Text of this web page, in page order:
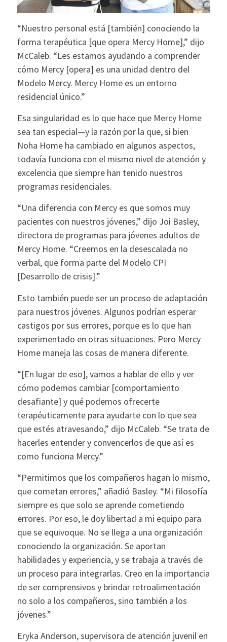
“Nuestro personal está [también] conociendo la
forma terapéutica [que opera Mercy Home],” dijo
McCaleb. “Les estamos ayudando a comprender
cómo Mercy [opera] es una unidad dentro del
Modelo Mercy. Mercy Home es un entorno
residencial único.”
Esa singularidad es lo que hace que Mercy Home
sea tan especial—y la razón por la que, si bien
Noha Home ha cambiado en algunos aspectos,
todavía funciona con el mismo nivel de atención y
excelencia que siempre han tenido nuestros
programas residenciales.
“Una diferencia con Mercy es que somos muy
pacientes con nuestros jóvenes,” dijo Joi Basley,
directora de programas para jóvenes adultos de
Mercy Home. “Creemos en la desescalada no
verbal, que forma parte del Modelo CPI
[Desarrollo de crisis].”
Esto también puede ser un proceso de adaptación
para nuestros jóvenes. Algunos podrían esperar
castigos por sus errores, porque es lo que han
experimentado en otras situaciones. Pero Mercy
Home maneja las cosas de manera diferente.
“[En lugar de eso], vamos a hablar de ello y ver
cómo podemos cambiar [comportamiento
desafiante] y qué podemos ofrecerte
terapéuticamente para ayudarte con lo que sea
que estés atravesando,” dijo McCaleb. “Se trata de
hacerles entender y convencerlos de que así es
como funciona Mercy.”
“Permitimos que los compañeros hagan lo mismo,
que cometan errores,” añadió Basley. “Mi filosofía
siempre es que solo se aprende cometiendo
errores. Por eso, le doy libertad a mi equipo para
que se equivoque. No se llega a una organización
conociendo la organización. Se aportan
habilidades y experiencia, y se trabaja a través de
un proceso para integrarlas. Creo en la importancia
de ser comprensivos y brindar retroalimentación
no solo a los compañeros, sino también a los
jóvenes.”
Eryka Anderson, supervisora ​​de atención juvenil en